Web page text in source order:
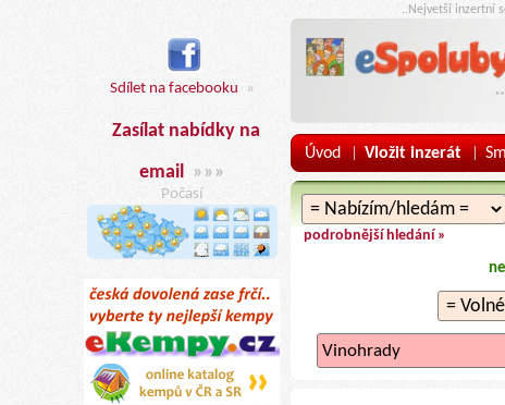
Sdílet na facebooku »
Zasílat nabídky na
email »»»
Počasí
..Nejvetší inzertní
Úvod | Vložit inzerát |
podrobnější hledání »